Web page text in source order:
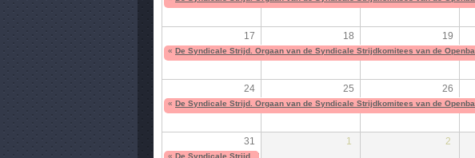
17 18 19
« De Syndicale Strijd. Orgaan van de Syndicale Strijdkomitees van de
24 25 26
« De Syndicale Strijd. Orgaan van de Syndicale Strijdkomitees van de
31 1 2
« De Syndicale Strijd. Orgaan van de Syndicale Strijdkomitees van de